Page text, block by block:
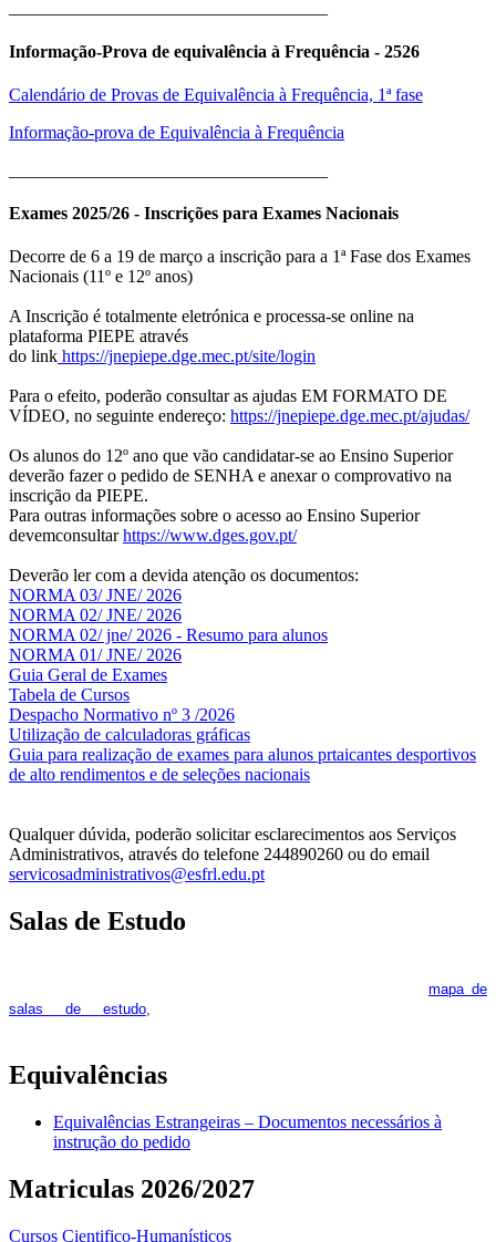
Informação-Prova de equivalência à Frequência - 2526
Calendário de Provas de Equivalência à Frequência, 1ª fase
Informação-prova de Equivalência à Frequência
Exames 2025/26 - Inscrições para Exames Nacionais
Decorre de 6 a 19 de março a inscrição para a 1ª Fase dos Exames
Nacionais (11º e 12º anos)
A Inscrição é totalmente eletrónica e processa-se online na
plataforma PIEPE através
do link https://jnepiepe.dge.mec.pt/site/login
Para o efeito, poderão consultar as ajudas EM FORMATO DE
VÍDEO, no seguinte endereço: https://jnepiepe.dge.mec.pt/ajudas/
Os alunos do 12º ano que vão candidatar-se ao Ensino Superior
deverão fazer o pedido de SENHA e anexar o comprovativo na
inscrição da PIEPE.
Para outras informações sobre o acesso ao Ensino Superior
devemconsultarhttps://www.dges.gov.pt/
Deverão ler com a devida atenção os documentos:
NORMA 03/ JNE/ 2026
NORMA 02/ JNE/ 2026
NORMA 02/ jne/ 2026 - Resumo para alunos
NORMA 01/ JNE/ 2026
Guia Geral de Exames
Tabela de Cursos
Despacho Normativo nº 3 /2026
Utilização de calculadoras gráficas
Guia para realização de exames para alunos prtaicantes desportivos
de alto rendimentos e de seleções nacionais
Qualquer dúvida, poderão solicitar esclarecimentos aos Serviços
Administrativos, através do telefone 244890260 ou do email
servicosadministrativos@esfrl.edu.pt
Salas de Estudo
mapa de
salas de estudo,
Equivalências
Equivalências Estrangeiras – Documentos necessários à
instrução do pedido
Matriculas 2026/2027
Cursos Cientifico-Humanísticos